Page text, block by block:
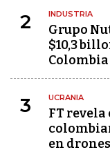
2 INDUSTRIA
Grupo
$10,3
Colombia
3 UCRANIA
FT
en